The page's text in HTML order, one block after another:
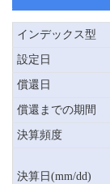
インデックス型
設定日
償還日
償還までの期間
決算頻度
決算日(mm/dd)